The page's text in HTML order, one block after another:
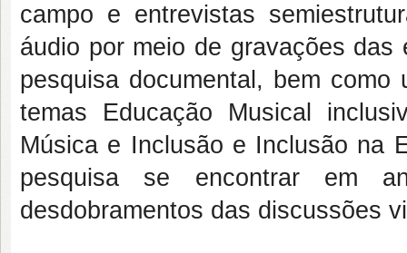
campo e entrevistas
áudio por meio de gravações
pesquisa documental, bem
temas Educação Musical
Música e Inclusão e Inclusão na
pesquisa se encontrar em
desdobramentos das discussões